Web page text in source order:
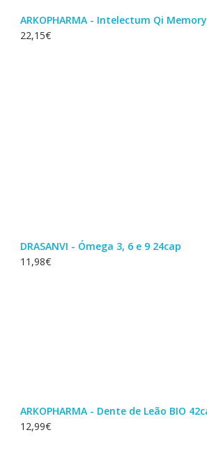
ARKOPHARMA - Intelectum Qi
22,15€
DRASANVI - Ómega 3, 6 e 9 24cap
11,98€
ARKOPHARMA - Dente de Leão BIO
12,99€